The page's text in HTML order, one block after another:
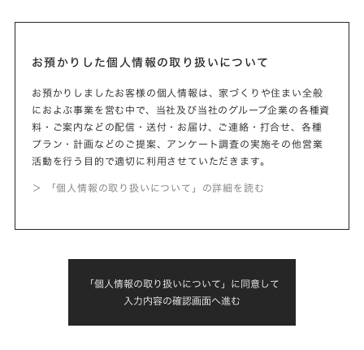
お預かりした個人情報の取り扱いについて
お預かりしましたお客様の個人情報は、家づくりや住まい全般
におよぶ事業を営む中で、当社及び当社のグループ企業の各種資
料・ご案内などの配信・送付・お届け、ご連絡・打合せ、各種
プラン・計画などのご提案、アンケート調査の実施その他営業
活動を行う目的で適切に利用させていただきます。
＞ 「個人情報の取り扱いについて」の詳細を読む
「個人情報の取り扱いについて」に同意して
入力内容の確認画面へ進む